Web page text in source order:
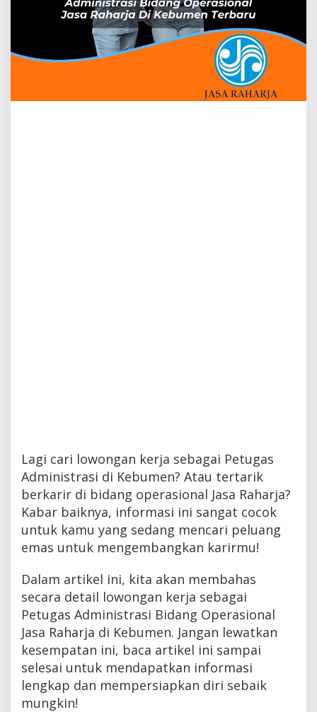
Lagi cari lowongan kerja sebagai Petugas
Administrasi di Kebumen? Atau tertarik
berkarir di bidang operasional Jasa Raharja?
Kabar baiknya, informasi ini sangat cocok
untuk kamu yang sedang mencari peluang
emas untuk mengembangkan karirmu!
Dalam artikel ini, kita akan membahas
secara detail lowongan kerja sebagai
Petugas Administrasi Bidang Operasional
Jasa Raharja di Kebumen. Jangan lewatkan
kesempatan ini, baca artikel ini sampai
selesai untuk mendapatkan informasi
lengkap dan mempersiapkan diri sebaik
mungkin!